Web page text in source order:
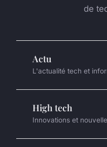
de
Actu
L'actualité tech et
High tech
Innovations et